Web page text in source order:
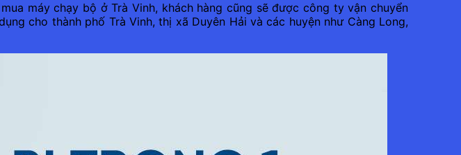
máy chạy bộ ở Trà Vinh, khách hàng cũng sẽ được công ty vận chuyển
cho thành phố Trà Vinh, thị xã Duyên Hải và các huyện như Càng Long,